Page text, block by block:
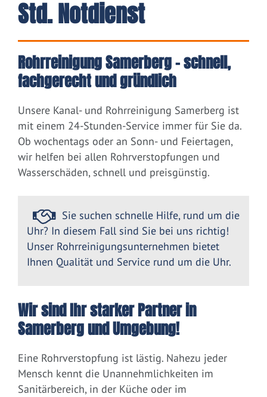
Std. Notdienst
Rohrreinigung Samerberg – schnell,
fachgerecht und gründlich
Unsere Kanal- und Rohrreinigung Samerberg ist
mit einem 24-Stunden-Service immer für Sie da.
Ob wochentags oder an Sonn- und Feiertagen,
wir helfen bei allen Rohrverstopfungen und
Wasserschäden, schnell und preisgünstig.
Sie suchen schnelle Hilfe, rund um die
Uhr? In diesem Fall sind Sie bei uns richtig!
Unser Rohrreinigungsunternehmen bietet
Ihnen Qualität und Service rund um die Uhr.
Wir sind Ihr starker Partner in
Samerberg und Umgebung!
Eine Rohrverstopfung ist lästig. Nahezu jeder
Mensch kennt die Unannehmlichkeiten im
Sanitärbereich, in der Küche oder im